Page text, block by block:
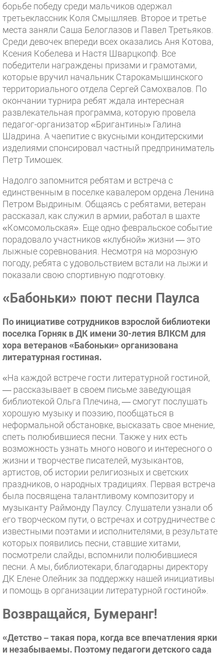
борьбе победу среди мальчиков одержал
третьеклассник Коля Смышляев. Второе и третье
места заняли Саша Белоглазов и Павел Третьяков.
Среди девочек впереди всех оказались Аня Котова,
Ксения Кобелева и Настя Шварцкопф. Все
победители награждены призами и грамотами,
которые вручил начальник Старокамышинского
территориального отдела Сергей Самохвалов. По
окончании турнира ребят ждала интересная
развлекательная программа, которую провела
педагог-организатор «Бригантины» Галина
Шадрина. А чаепитие с вкусными кондитерскими
изделиями спонсировал частный предприниматель
Петр Тимошек.
Надолго запомнится ребятам и встреча с
единственным в поселке кавалером ордена Ленина
Петром Выдриным. Общаясь с ребятами, ветеран
рассказал, как служил в армии, работал в шахте
«Комсомольская». Еще одно февральское событие
порадовало участников «клубной» жизни — это
лыжные соревнования. Несмотря на морозную
погоду, ребята с удовольствием встали на лыжи и
показали свою спортивную подготовку.
«Бабоньки» поют песни Паулса
По инициативе сотрудников взрослой библиотеки
поселка Горняк в ДК имени 30-летия ВЛКСМ для
хора ветеранов «Бабоньки» организована
литературная гостиная.
«На каждой встрече гости литературной гостиной,
— рассказывает в своем письме заведующая
библиотекой Ольга Плечина, — смогут послушать
хорошую музыку и поэзию, пообщаться в
неформальной обстановке, высказать свое мнение,
спеть полюбившиеся песни. Также у них есть
возможность узнать много нового и интересного о
жизни и творчестве писателей, музыкантов,
артистов, об истории религиозных и светских
праздников, о народных традициях. Первая встреча
была посвящена талантливому композитору и
музыканту Раймонду Паулсу. Слушатели узнали об
его творческом пути, о встречах и сотрудничестве с
известными поэтами и исполнителями, в результате
которых появились песни, ставшие хитами,
посмотрели слайды, вспомнили полюбившиеся
песни. А мы, библиотекари, благодарны директору
ДК Елене Олейник за поддержку нашей инициативы
и помощь в организации литературной гостиной».
Возвращайся, Бумеранг!
«Детство – такая пора, когда все впечатления ярки
и незабываемы. Поэтому педагоги детского сада